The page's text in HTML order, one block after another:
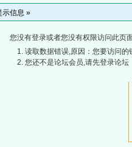
示信息 »
您没有登录或者您没有权限访问此页
读取数据错误,原因：您要访问
您还不是论坛会员,请先登录论坛